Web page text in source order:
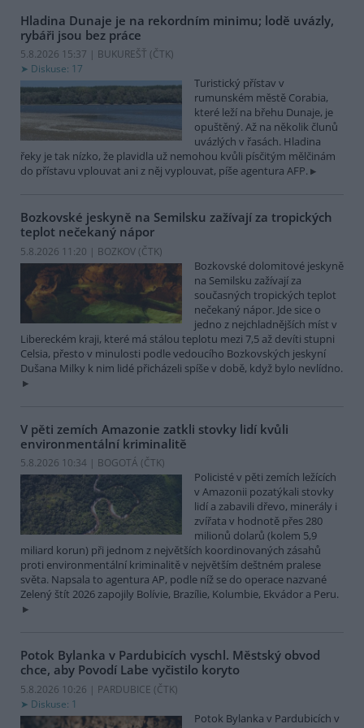
Hladina Dunaje je na rekordním minimu; lodě uvázly,
rybáři jsou bez práce
5.8.2026 15:37 | BUKUREŠŤ (ČTK)
Diskuse: 17
Turistický přístav v
rumunském městě Corabia,
které leží na břehu Dunaje, je
opuštěný. Až na několik člunů
uvázlých v řasách. Hladina
řeky je tak nízko, že plavidla už nemohou kvůli písčitým mělčinám
do přístavu vplouvat ani z něj vyplouvat, píše agentura AFP.
Bozkovské jeskyně na Semilsku zažívají za tropických
teplot nečekaný nápor
5.8.2026 11:20 | BOZKOV (ČTK)
Bozkovské dolomitové jeskyně
na Semilsku zažívají za
současných tropických teplot
nečekaný nápor. Jde sice o
jedno z nejchladnějších míst v
Libereckém kraji, které má stálou teplotu mezi 7,5 až devíti stupni
Celsia, přesto v minulosti podle vedoucího Bozkovských jeskyní
Dušana Milky k nim lidé přicházeli spíše v době, když bylo nevlídno.
V pěti zemích Amazonie zatkli stovky lidí kvůli
environmentální kriminalitě
5.8.2026 10:34 | BOGOTÁ (ČTK)
Policisté v pěti zemích ležících
v Amazonii pozatýkali stovky
lidí a zabavili dřevo, minerály i
zvířata v hodnotě přes 280
milionů dolarů (kolem 5,9
miliard korun) při jednom z největších koordinovaných zásahů
proti environmentální kriminalitě v největším deštném pralese
světa. Napsala to agentura AP, podle níž se do operace nazvané
Zelený štít 2026 zapojily Bolívie, Brazílie, Kolumbie, Ekvádor a Peru.
Potok Bylanka v Pardubicích vyschl. Městský obvod
chce, aby Povodí Labe vyčistilo koryto
5.8.2026 10:26 | PARDUBICE (ČTK)
Diskuse: 1
Potok Bylanka v Pardubicích v